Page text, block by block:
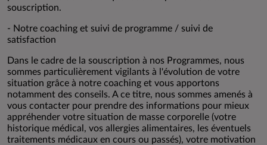
souscription.
- Notre coaching et suivi de programme / suivi de
satisfaction
Dans le cadre de la souscription à nos Programmes, nous
sommes particulièrement vigilants à l'évolution de votre
situation grâce à notre coaching et vous apportons
notamment des conseils. A ce titre, nous sommes amenés à
vous contacter pour prendre des informations pour mieux
appréhender votre situation de masse corporelle (votre
historique médical, vos allergies alimentaires, les éventuels
traitements médicaux en cours ou passés), votre motivation